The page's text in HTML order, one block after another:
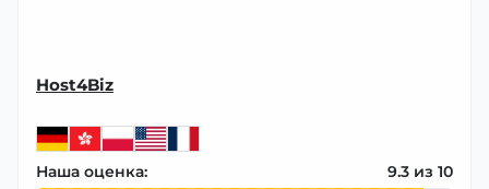
Host4Biz
Наша оценка: 9.3